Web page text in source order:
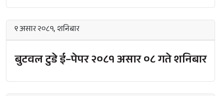
९ असार २०८१, शनिबार
बुटवल टुडे ई–पेपर २०८१ असार ०८ गते शनिबार